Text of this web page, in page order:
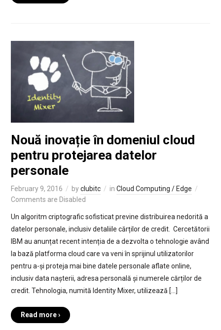
Nouă inovație în domeniul cloud
pentru protejarea datelor
personale
February 9, 2016 byclubitc in Cloud Computing / Edge
Comments are Disabled
Un algoritm criptografic sofisticat previne distribuirea nedorită a
datelor personale, inclusiv detaliile cărților de credit. Cercetătorii
IBM au anunțat recent intenția de a dezvolta o tehnologie având
la bază platforma cloud care va veni în sprijinul utilizatorilor
pentru a-și proteja mai bine datele personale aflate online,
inclusiv data nașterii, adresa personală și numerele cărților de
credit. Tehnologia, numită Identity Mixer, utilizează […]
Read more ›